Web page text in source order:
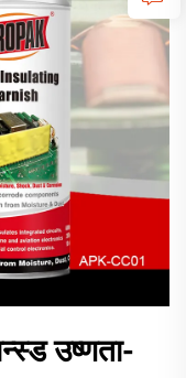
उष्णता-